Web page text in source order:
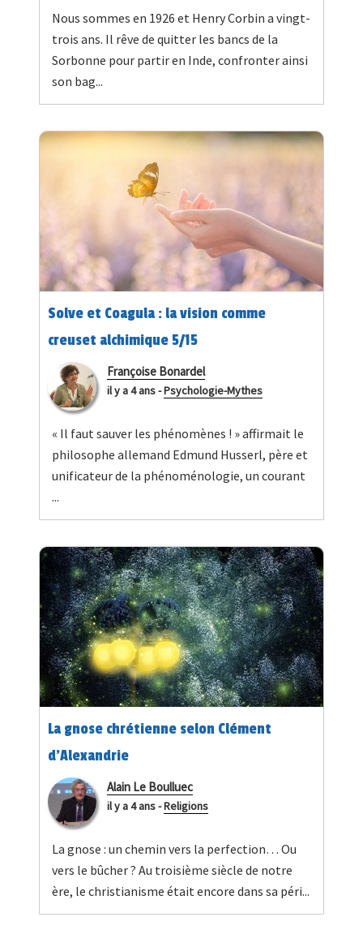
Nous sommes en 1926 et Henry Corbin a vingt-
trois ans. Il rêve de quitter les bancs de la
Sorbonne pour partir en Inde, confronter ainsi
son bag...
Solve et Coagula : la vision comme
creuset alchimique 5/15
Françoise Bonardel
il y a 4 ans-Psychologie-Mythes
« Il faut sauver les phénomènes ! » affirmait le
philosophe allemand Edmund Husserl, père et
unificateur de la phénoménologie, un courant
...
La gnose chrétienne selon Clément
d’Alexandrie
Alain Le Boulluec
il y a 4 ans-Religions
La gnose : un chemin vers la perfection… Ou
vers le bûcher ? Au troisième siècle de notre
ère, le christianisme était encore dans sa péri...